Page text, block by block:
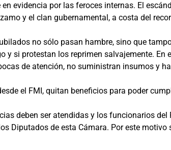
evidencia por las feroces internas. El
y el clan gubernamental, a costa del
no sólo pasan hambre, sino que
y si protestan los reprimen salvajemente.
de atención, no suministran insumos y
el FMI, quitan beneficios para poder
deben ser atendidas y los funcionarios
Diputados de esta Cámara. Por este